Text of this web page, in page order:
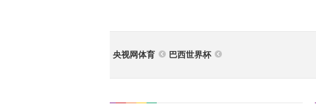
央视网体育 巴西世界杯